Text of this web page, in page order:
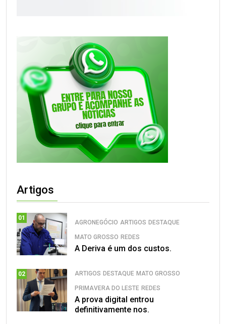
Artigos
01
AGRONEGÓCIO ARTIGOS DESTAQUE
MATO GROSSO REDES
A Deriva é um dos custos.
02 ARTIGOS DESTAQUE MATO GROSSO
PRIMAVERA DO LESTE REDES
A prova digital entrou
definitivamente nos.